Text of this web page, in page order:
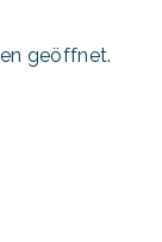
geöffnet.